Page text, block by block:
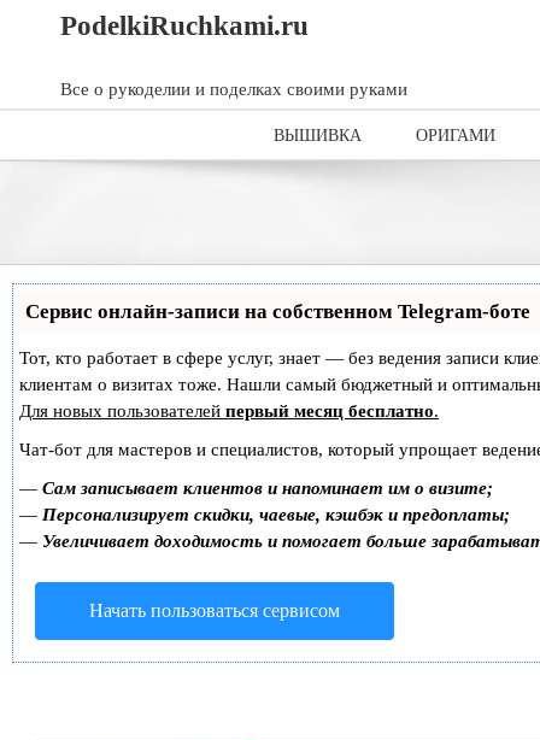
PodelkiRuchkami.ru
Все о рукоделии и поделках своими руками
ВЫШИВКА ОРИГАМИ
Сервис онлайн-записи на собственном Telegram-боте
Тот, кто работает в сфере услуг, знает — без ведения записи
клиентам о визитах тоже. Нашли самый бюджетный и
Для новых пользователей первый месяц бесплатно.
Чат-бот для мастеров и специалистов, который упрощает
— Сам записывает клиентов и напоминает им о визите;
— Персонализирует скидки, чаевые, кэшбэк и предоплаты;
— Увеличивает доходимость и помогает больше
Начать пользоваться сервисом